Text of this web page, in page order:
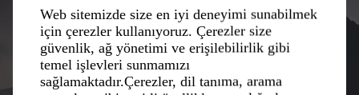
Web sitemizde size en iyi deneyimi sunabilmek
için çerezler kullanıyoruz. Çerezler size
güvenlik, ağ yönetimi ve erişilebilirlik gibi
temel işlevleri sunmamızı
sağlamaktadır.Çerezler, dil tanıma, arama